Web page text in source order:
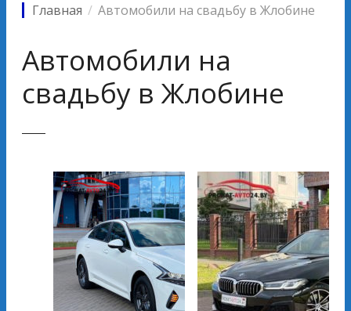
Главная Автомобили на свадьбу в Жлобине
Автомобили на
свадьбу в Жлобине